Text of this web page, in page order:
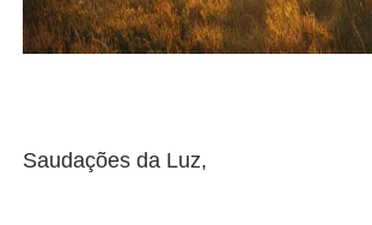
Saudações da Luz,